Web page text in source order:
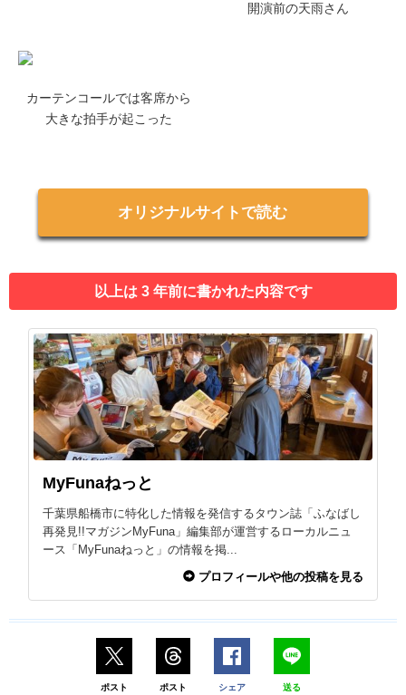
開演前の天雨さん
カーテンコールでは客席から
大きな拍手が起こった
オリジナルサイトで読む
以上は 3 年前に書かれた内容です
MyFunaねっと
千葉県船橋市に特化した情報を発信するタウン誌「ふなばし
再発見!!マガジンMyFuna」編集部が運営するローカルニュ
ース「MyFunaねっと」の情報を掲...
プロフィールや他の投稿を見る
ポスト ポスト シェア 送る